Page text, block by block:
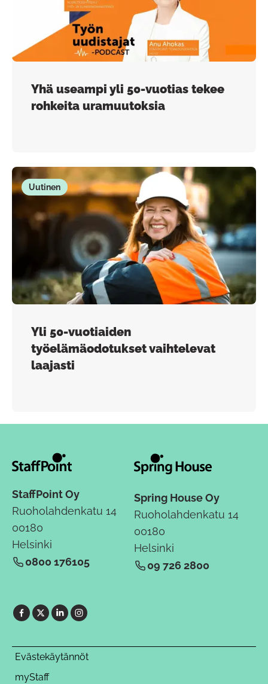
Yhä useampi yli 50-vuotias tekee
rohkeita uramuutoksia
Uutinen
Yli 50-vuotiaiden
työelämäodotukset vaihtelevat
laajasti
StaffPoint Oy
Ruoholahdenkatu 14
00180
Helsinki
0800 176105
Spring House Oy
Ruoholahdenkatu 14
00180
Helsinki
09 726 2800
Evästekäytännöt
myStaff